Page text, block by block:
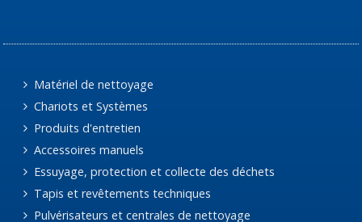
Matériel de nettoyage
Chariots et Systèmes
Produits d'entretien
Accessoires manuels
Essuyage, protection et collecte des déchets
Tapis et revêtements techniques
Pulvérisateurs et centrales de nettoyage